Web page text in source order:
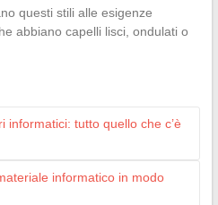
questi stili alle esigenze
abbiano capelli lisci, ondulati o
informatici: tutto quello che c’è
informatico in modo